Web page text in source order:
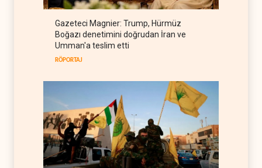
Pakistan ortak savunma
anlaşması imzaladı
ARAP DÜNYASI
Gazeteci Magnier: Trump, Hürmüz
Boğazı denetimini doğrudan İran ve
Umman'a teslim etti
RÖPORTAJ